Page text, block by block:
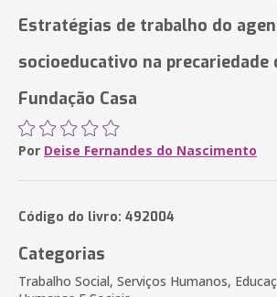
Estratégias de trabalho do
socioeducativo na precariedade
Fundação Casa
Por Deise Fernandes do Nascimento
Código do livro: 492004
Categorias
Trabalho Social, Serviços Humanos,